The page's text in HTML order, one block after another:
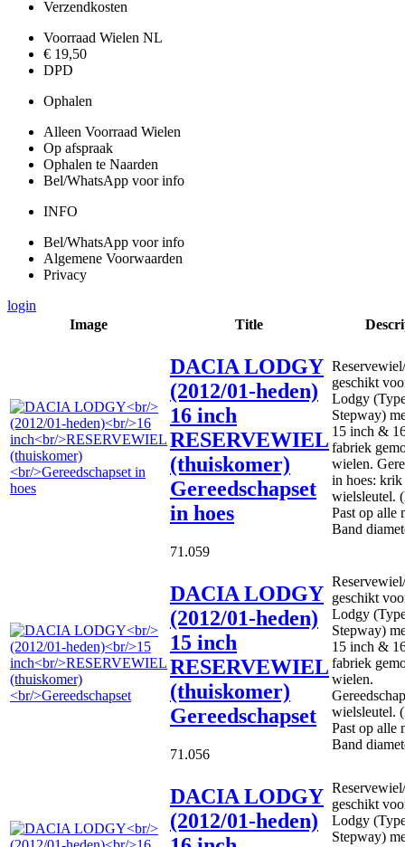
Verzendkosten
Voorraad Wielen NL
€ 19,50
DPD
Ophalen
Alleen Voorraad Wielen
Op afspraak
Ophalen te Naarden
Bel/WhatsApp voor info
INFO
Bel/WhatsApp voor info
Algemene Voorwaarden
Privacy
login
Image
Title
DACIA LODGY
(2012/01-heden)
16 inch
RESERVEWIEL
(thuiskomer)
Gereedschapset
in hoes
71.059
geschikt
Lodgy
Stepway)
15 inch &
fabriek
wielen.
in hoes: krik
wielsleutel.
Past op alle
Band
DACIA LODGY
(2012/01-heden)
15 inch
RESERVEWIEL
(thuiskomer)
Gereedschapset
71.056
geschikt
Lodgy
Stepway)
15 inch &
fabriek
wielen.
wielsleutel.
Past op alle
Band
DACIA LODGY
(2012/01-heden)
geschikt
Lodgy
Stepway)